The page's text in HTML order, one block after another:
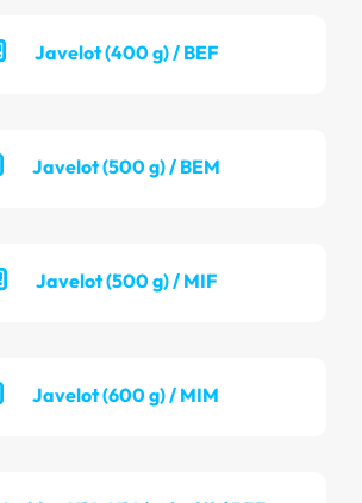
Javelot (400 g) / BEF
Javelot (500 g) / BEM
Javelot (500 g) / MIF
Javelot (600 g) / MIM